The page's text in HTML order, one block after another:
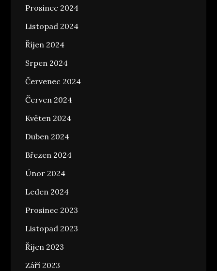
Prosinec 2024
Listopad 2024
Říjen 2024
Srpen 2024
Červenec 2024
Červen 2024
Květen 2024
Duben 2024
Březen 2024
Únor 2024
Leden 2024
Prosinec 2023
Listopad 2023
Říjen 2023
Září 2023